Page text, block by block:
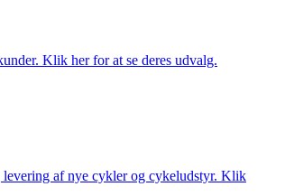
Klik her for at se deres udvalg.
af nye cykler og cykeludstyr. Klik